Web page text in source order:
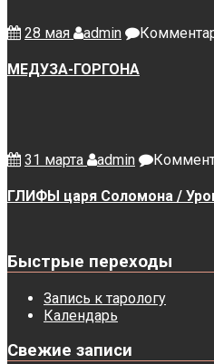
28 мая admin
МЕДУЗА-ГОРГОНА
31 марта admin
ГЛИФЫ царя Соломона /
Быстрые переходы
Запись к тарологу
Календарь
Свежие записи